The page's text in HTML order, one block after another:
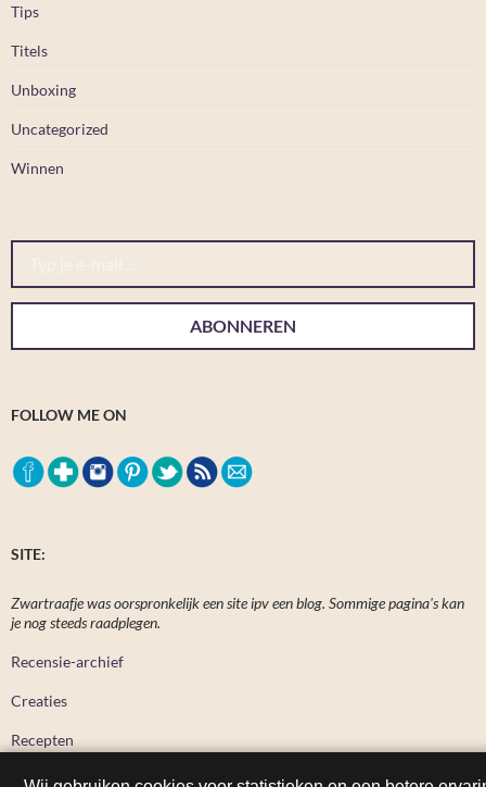
Tips
Titels
Unboxing
Uncategorized
Winnen
Typ je e-mail...
ABONNEREN
FOLLOW ME ON
SITE:
Zwartraafje was oorspronkelijk een site ipv een blog. Sommige pagina's kan
je nog steeds raadplegen.
Recensie-archief
Creaties
Recepten